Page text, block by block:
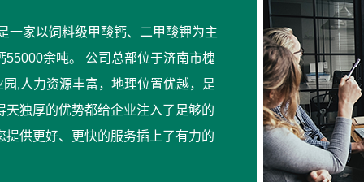
一家以饲料级甲酸钙、二甲酸钾为主
余吨。 公司总部位于济南市槐
,人力资源丰富，地理位置优越，是
独厚的优势都给企业注入了足够的
供更好、更快的服务插上了有力的